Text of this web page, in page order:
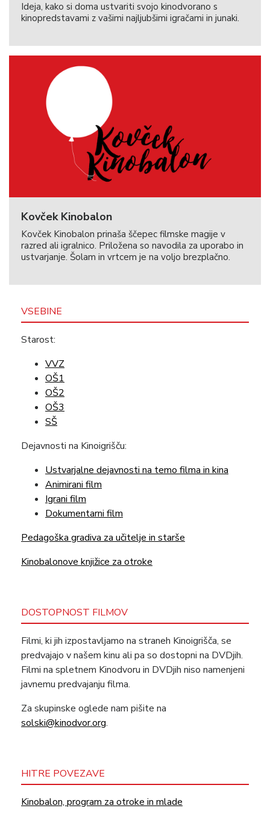
Ideja, kako si doma ustvariti svojo kinodvorano s
kinopredstavami z vašimi najljubšimi igračami in junaki.
Kovček Kinobalon
Kovček Kinobalon prinaša ščepec filmske magije v
razred ali igralnico. Priložena so navodila za uporabo in
ustvarjanje. Šolam in vrtcem je na voljo brezplačno.
VSEBINE
Starost:
VVZ
OŠ1
OŠ2
OŠ3
SŠ
Dejavnosti na Kinoigrišču:
Ustvarjalne dejavnosti na temo filma in kina
Animirani film
Igrani film
Dokumentarni film
Pedagoška gradiva za učitelje in starše
Kinobalonove knjižice za otroke
DOSTOPNOST FILMOV
Filmi, ki jih izpostavljamo na straneh Kinoigrišča, se
predvajajo v našem kinu ali pa so dostopni na DVDjih.
Filmi na spletnem Kinodvoru in DVDjih niso namenjeni
javnemu predvajanju filma.
Za skupinske oglede nam pišite na
solski@kinodvor.org.
HITRE POVEZAVE
Kinobalon, program za otroke in mlade